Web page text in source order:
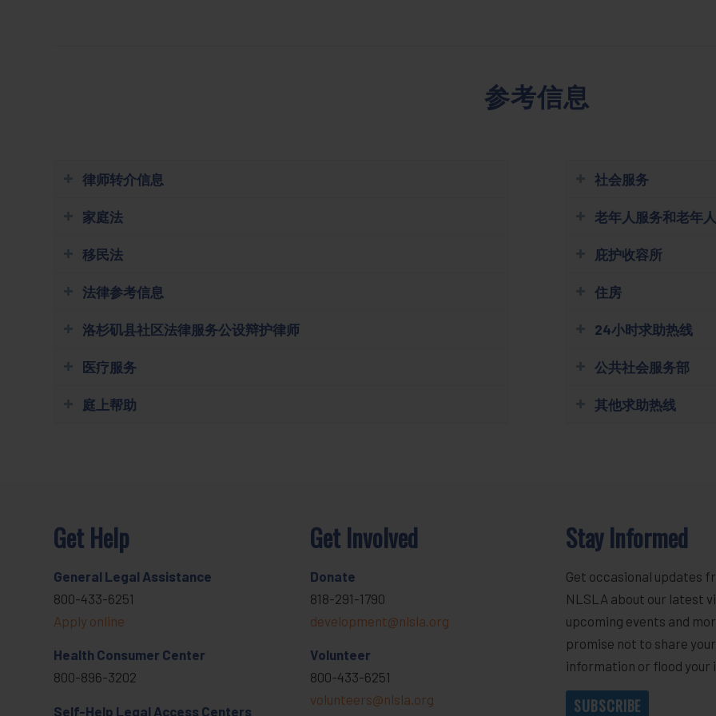
参考信息
律师转介信息
家庭法
移民法
法律参考信息
洛杉矶县社区法律服务公设辩护律师
医疗服务
庭上帮助
社会服务
老年人服务和老年
庇护收容所
住房
24小时求助热线
公共社会服务部
其他求助热线
Get Help
General Legal Assistance
800-433-6251
Apply online
Health Consumer Center
800-896-3202
Self-Help Legal Access Centers
Get Involved
Donate
818-291-1790
development@nlsla.org
Volunteer
800-433-6251
volunteers@nlsla.org
Stay Informed
Get occasional updates
NLSLA about our latest
upcoming events and
promise not to share your
information or flood your
SUBSCRIBE